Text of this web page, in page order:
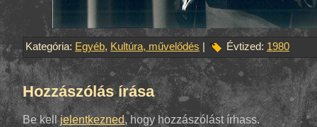
Kategória: Egyéb, Kultúra, művelődés Évtized: 1980
Hozzászólás írása
Be kelljelentkezned, hogy hozzászólást írhass.